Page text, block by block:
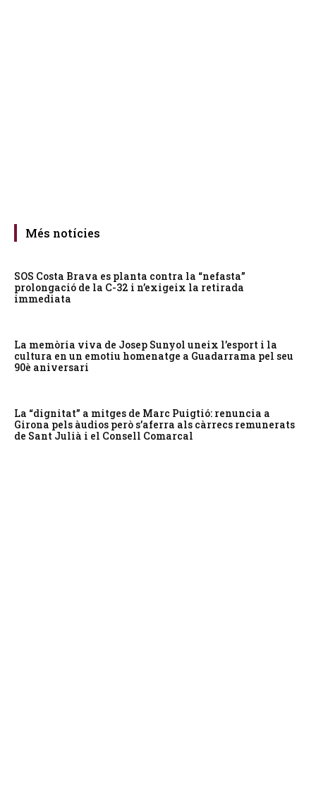
Més notícies
SOS Costa Brava es planta contra la “nefasta”
prolongació de la C-32 i n’exigeix la retirada
immediata
La memòria viva de Josep Sunyol uneix l’esport i la
cultura en un emotiu homenatge a Guadarrama pel seu
90è aniversari
La “dignitat” a mitges de Marc Puigtió: renuncia a
Girona pels àudios però s’aferra als càrrecs remunerats
de Sant Julià i el Consell Comarcal